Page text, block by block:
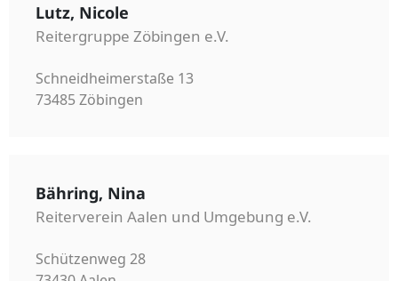
Lutz, Nicole
Reitergruppe Zöbingen e.V.
Schneidheimerstaße 13
73485 Zöbingen
Bähring, Nina
Reiterverein Aalen und Umgebung e.V.
Schützenweg 28